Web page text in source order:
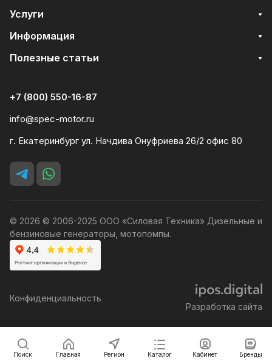
Поиск Главная Регион Каталог Кабинет Бренды
Услуги
Информация
Полезные статьи
+7 (800) 550-16-87
info@spec-motor.ru
г. Екатеринбург ул. Начдива Онуфриева 26/2 офис 80
© 2026 © 2006-2025 ООО «Силовая Техника» Дизельные и
бензиновые генераторы, мотопомпы.
Конфиденциальность
Разработка сайта